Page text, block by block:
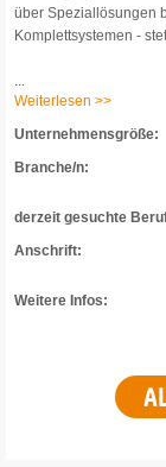
über Speziallösungen
Komplettsystemen -
...
Weiterlesen >>
Unternehmensgröße:
Branche/n:
derzeit gesuchte
Anschrift:
Weitere Infos: